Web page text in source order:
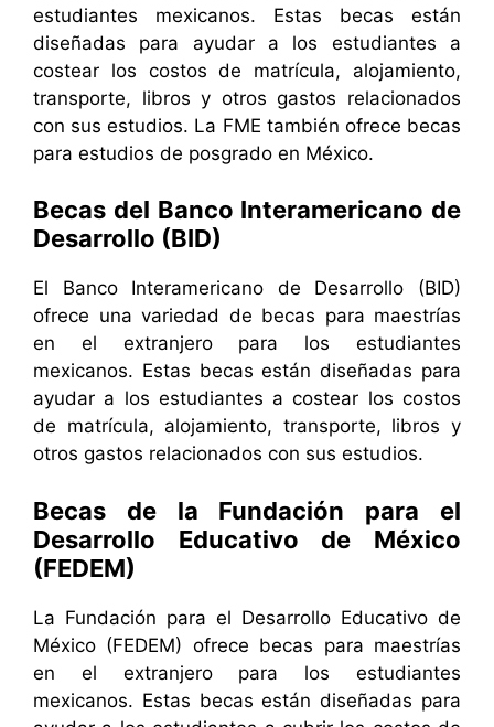
estudiantes mexicanos. Estas becas están
diseñadas para ayudar a los estudiantes a
costear los costos de matrícula, alojamiento,
transporte, libros y otros gastos relacionados
con sus estudios. La FME también ofrece becas
para estudios de posgrado en México.
Becas del Banco Interamericano de
Desarrollo (BID)
El Banco Interamericano de Desarrollo (BID)
ofrece una variedad de becas para maestrías
en el extranjero para los estudiantes
mexicanos. Estas becas están diseñadas para
ayudar a los estudiantes a costear los costos
de matrícula, alojamiento, transporte, libros y
otros gastos relacionados con sus estudios.
Becas de la Fundación para el
Desarrollo Educativo de México
(FEDEM)
La Fundación para el Desarrollo Educativo de
México (FEDEM) ofrece becas para maestrías
en el extranjero para los estudiantes
mexicanos. Estas becas están diseñadas para